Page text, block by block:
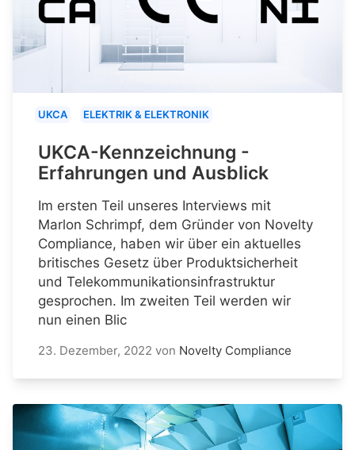
UKCA ELEKTRIK & ELEKTRONIK
UKCA-Kennzeichnung -
Erfahrungen und Ausblick
Im ersten Teil unseres Interviews mit
Marlon Schrimpf, dem Gründer von Novelty
Compliance, haben wir über ein aktuelles
britisches Gesetz über Produktsicherheit
und Telekommunikationsinfrastruktur
gesprochen. Im zweiten Teil werden wir
nun einen Blic
23. Dezember, 2022 von Novelty Compliance